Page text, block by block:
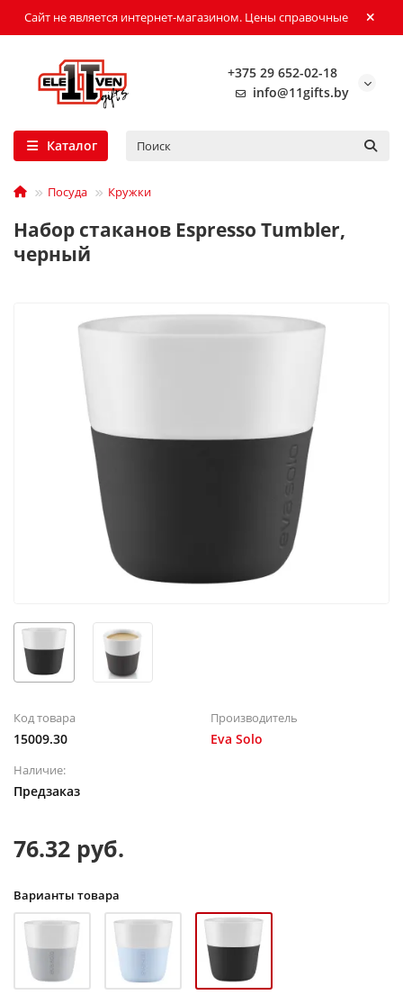
Сайт не является интернет-магазином. Цены справочные
+375 29 652-02-18
info@11gifts.by
Каталог
Посуда Кружки
Набор стаканов Espresso Tumbler,
черный
Код товара
15009.30
Производитель
Eva Solo
Наличие:
Предзаказ
76.32 руб.
Варианты товара